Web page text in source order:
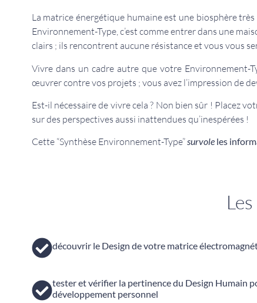
La matrice énergétique humaine est une biosphère
Environnement-Type, c’est comme entrer dans une
clairs ; ils rencontrent aucune résistance et vous vous
Vivre dans un cadre autre que votre Environnement-
œuvrer contre vos projets ; vous avez l’impression de
Est-il nécessaire de vivre cela ? Non bien sûr ! Placez
sur des perspectives aussi inattendues qu’inespérées !
Cette “Synthèse Environnement-Type”survoleles
découvrir le Design de votre matrice
tester et vérifier la pertinence du Design Humain
développement personnel